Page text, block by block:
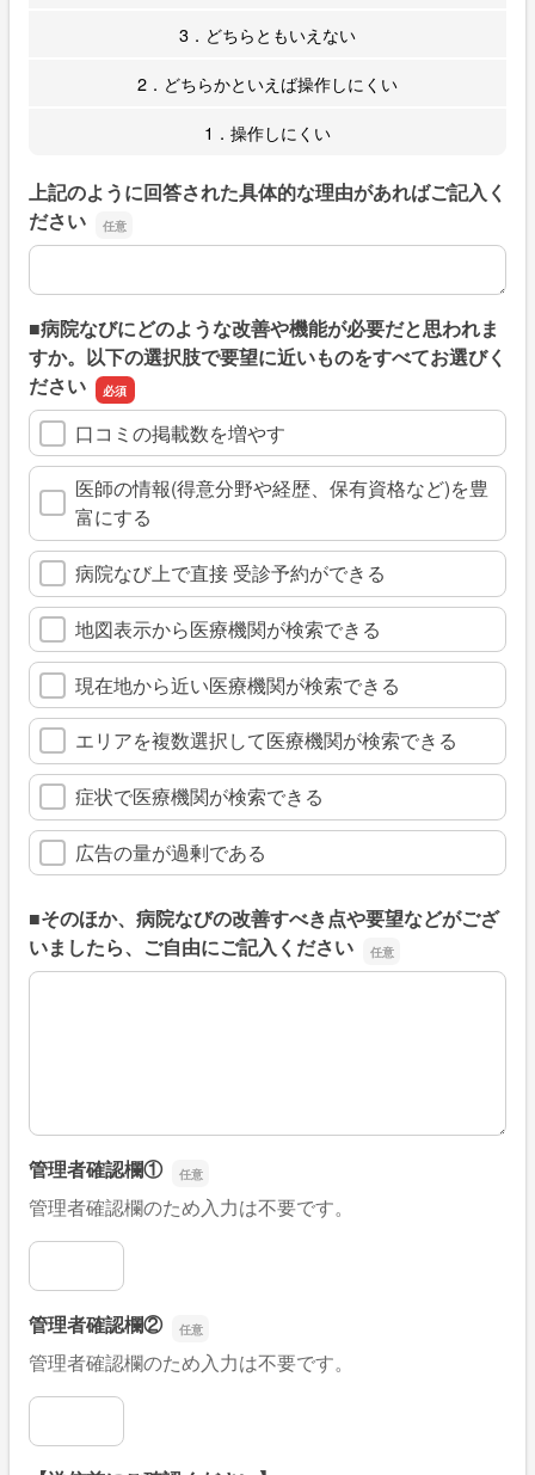
3．どちらともいえない
2．どちらかといえば操作しにくい
1．操作しにくい
上記のように回答された具体的な理由があればご記入く
ださい
上記のように回答された具体的な理由があればご記入くだ
■病院なびにどのような改善や機能が必要だと思われま
すか。以下の選択肢で要望に近いものをすべてお選びく
ださい
口コミの掲載数を増やす
医師の情報(得意分野や経歴、保有資格など)を豊
富にする
病院なび上で直接 受診予約ができる
地図表示から医療機関が検索できる
現在地から近い医療機関が検索できる
エリアを複数選択して医療機関が検索できる
症状で医療機関が検索できる
広告の量が過剰である
■そのほか、病院なびの改善すべき点や要望などがござ
いましたら、ご自由にご記入ください
■そのほか、病院なびの改善すべき点や要望などがござい
管理者確認欄①
管理者確認欄のため入力は不要です。
管理者確認欄①
管理者確認欄②
管理者確認欄のため入力は不要です。
管理者確認欄②